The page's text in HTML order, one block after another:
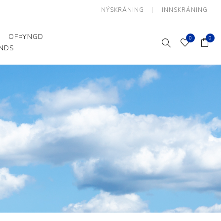
NÝSKRÁNING INNSKRÁNING
Hjálpartæki
Flutningshjálpartæki
Gönguhjálpartæki
Smáhjálpartæki
stólar
OFÞYNGD
0 0